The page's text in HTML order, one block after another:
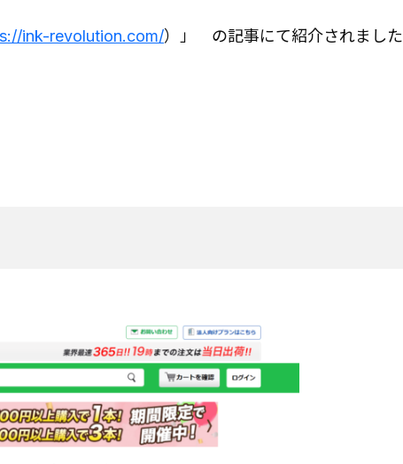
ink-revolution.com/）」 の記事にて紹介されました